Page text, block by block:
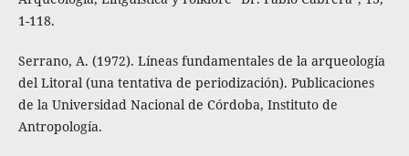
1-118.
Serrano, A. (1972). Líneas fundamentales de la arqueología
del Litoral (una tentativa de periodización). Publicaciones
de la Universidad Nacional de Córdoba, Instituto de
Antropología.